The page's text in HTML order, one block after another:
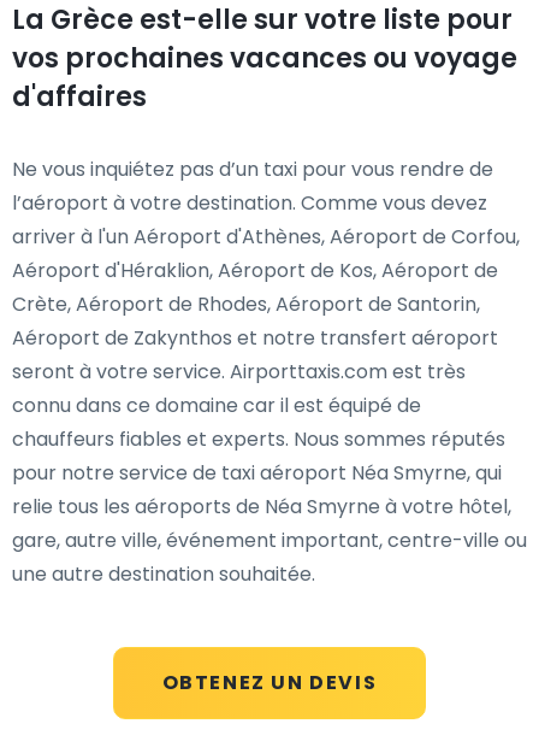
OBTENEZ UN DEVIS
La Grèce est-elle sur votre liste pour
vos prochaines vacances ou voyage
d'affaires
Ne vous inquiétez pas d’un taxi pour vous rendre de
l’aéroport à votre destination. Comme vous devez
arriver à l'un Aéroport d'Athènes, Aéroport de Corfou,
Aéroport d'Héraklion, Aéroport de Kos, Aéroport de
Crète, Aéroport de Rhodes, Aéroport de Santorin,
Aéroport de Zakynthos et notre transfert aéroport
seront à votre service. Airporttaxis.com est très
connu dans ce domaine car il est équipé de
chauffeurs fiables et experts. Nous sommes réputés
pour notre service de taxi aéroport Néa Smyrne, qui
relie tous les aéroports de Néa Smyrne à votre hôtel,
gare, autre ville, événement important, centre-ville ou
une autre destination souhaitée.